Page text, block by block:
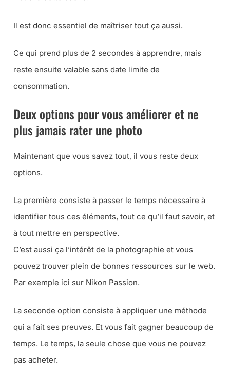
Il est donc essentiel de maîtriser tout ça aussi.
Ce qui prend plus de 2 secondes à apprendre, mais
reste ensuite valable sans date limite de
consommation.
Deux options pour vous améliorer et ne
plus jamais rater une photo
Maintenant que vous savez tout, il vous reste deux
options.
La première consiste à passer le temps nécessaire à
identifier tous ces éléments, tout ce qu’il faut savoir, et
à tout mettre en perspective.
C’est aussi ça l’intérêt de la photographie et vous
pouvez trouver plein de bonnes ressources sur le web.
Par exemple ici sur Nikon Passion.
La seconde option consiste à appliquer une méthode
qui a fait ses preuves. Et vous fait gagner beaucoup de
temps. Le temps, la seule chose que vous ne pouvez
pas acheter.